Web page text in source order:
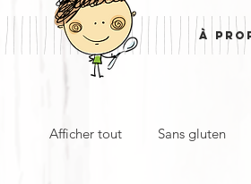
À
Afficher tout Sans gluten